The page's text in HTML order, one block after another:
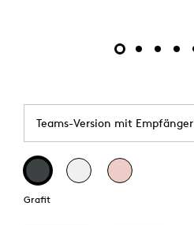
Teams-Version mit Empfänger
Grafit